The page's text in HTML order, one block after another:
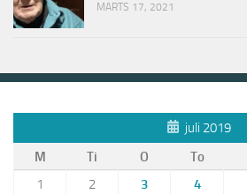
MARTS 17, 2021
juli 2019
M
Ti O To
1
2 3 4